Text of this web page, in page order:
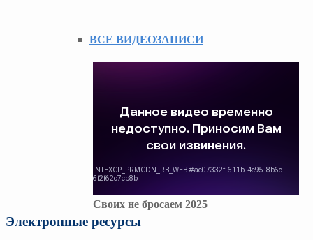
ВСЕ ВИДЕОЗАПИСИ
Своих не бросаем 2025
Электронные ресурсы